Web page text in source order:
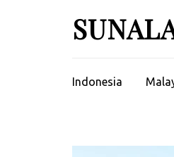
Indonesia